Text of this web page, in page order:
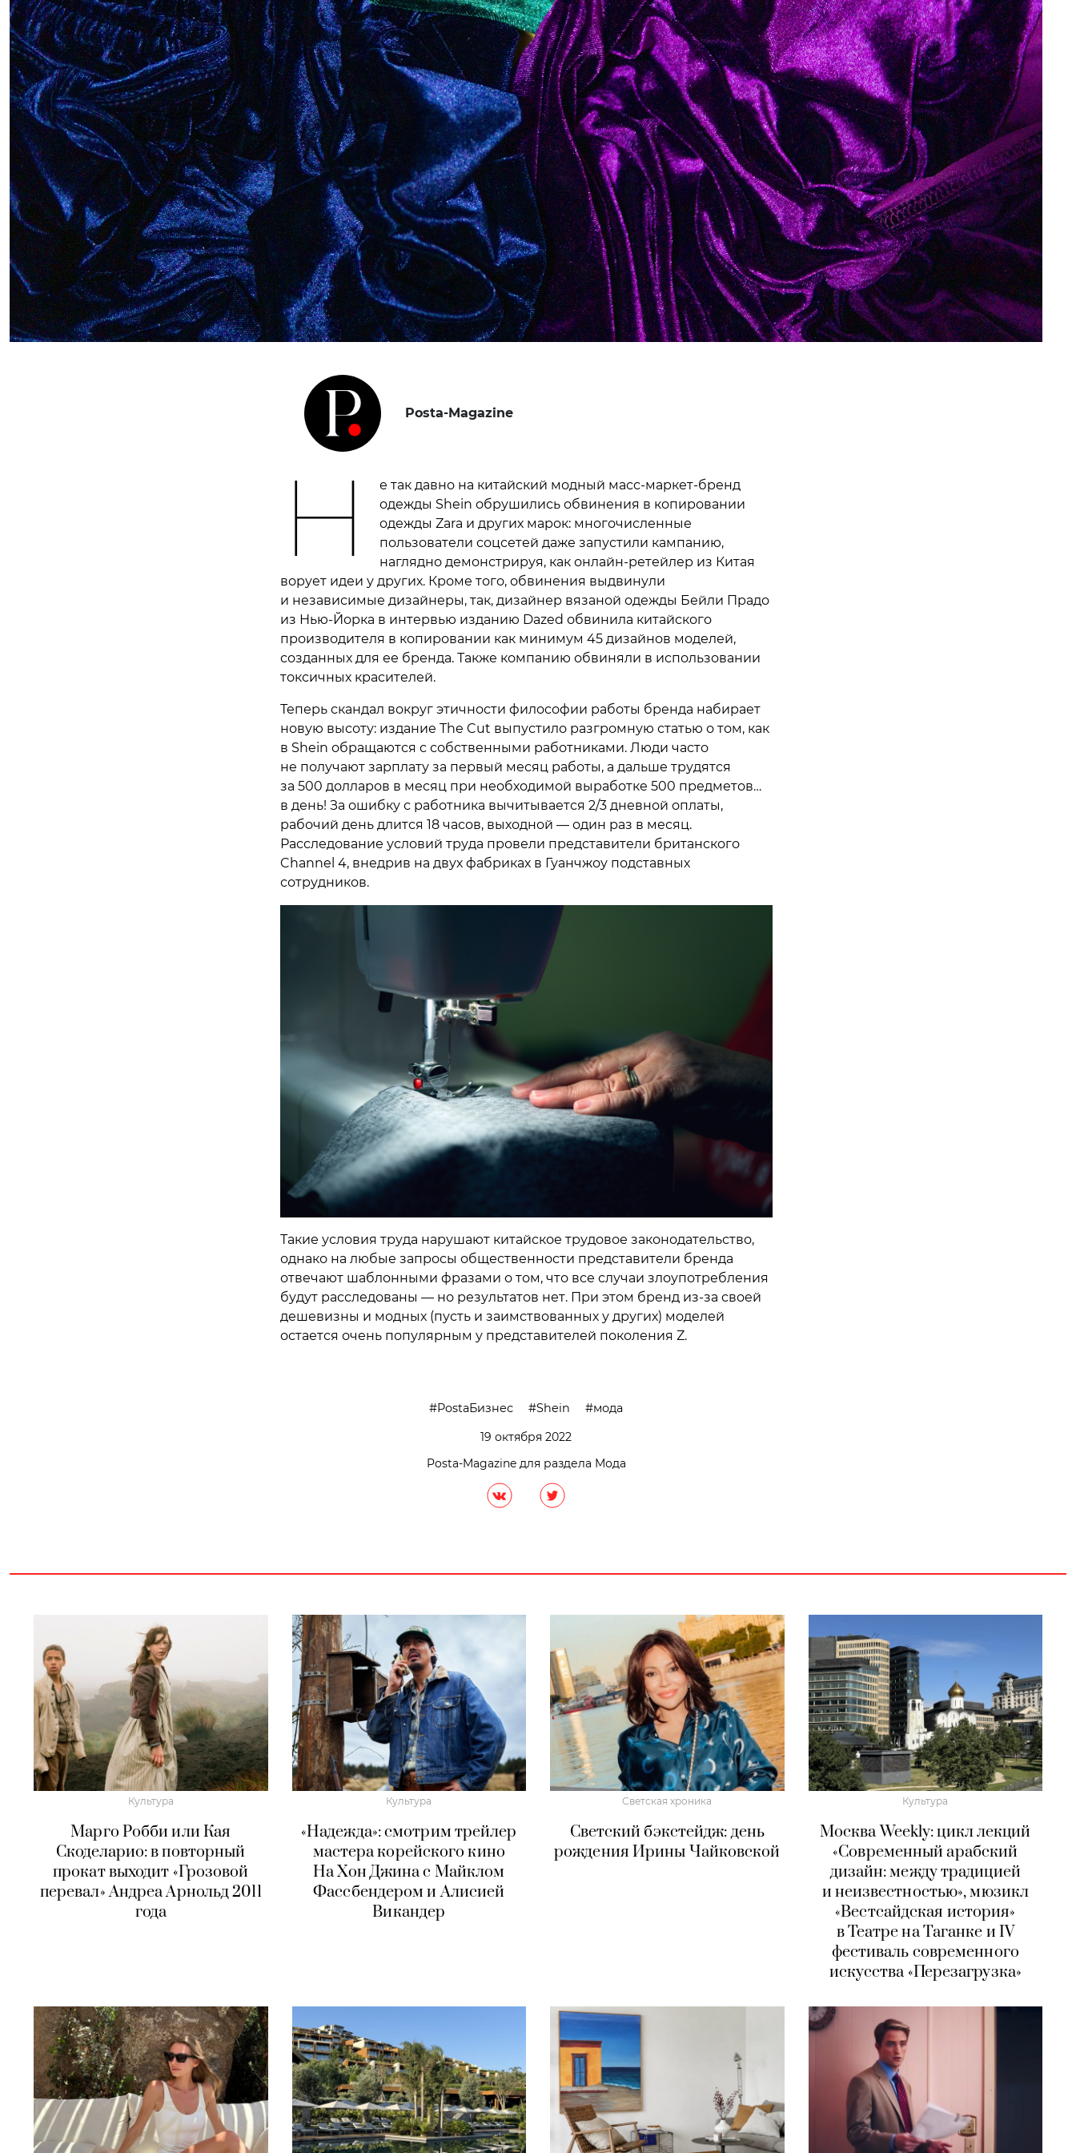
Posta-Magazine
Н
е так давно на китайский модный масс-маркет-бренд
одежды Shein обрушились обвинения в копировании
одежды Zara и других марок: многочисленные
пользователи соцсетей даже запустили кампанию,
наглядно демонстрируя, как онлайн-ретейлер из Китая
ворует идеи у других. Кроме того, обвинения выдвинули
и независимые дизайнеры, так, дизайнер вязаной одежды Бейли Прадо
из Нью-Йорка в интервью изданию Dazed обвинила китайского
производителя в копировании как минимум 45 дизайнов моделей,
созданных для ее бренда. Также компанию обвиняли в использовании
токсичных красителей.
Теперь скандал вокруг этичности философии работы бренда набирает
новую высоту: издание The Cut выпустило разгромную статью о том, как
в Shein обращаются с собственными работниками. Люди часто
не получают зарплату за первый месяц работы, а дальше трудятся
за 500 долларов в месяц при необходимой выработке 500 предметов…
в день! За ошибку с работника вычитывается 2/3 дневной оплаты,
рабочий день длится 18 часов, выходной — один раз в месяц.
Расследование условий труда провели представители британского
Channel 4, внедрив на двух фабриках в Гуанчжоу подставных
сотрудников.
Такие условия труда нарушают китайское трудовое законодательство,
однако на любые запросы общественности представители бренда
отвечают шаблонными фразами о том, что все случаи злоупотребления
будут расследованы — но результатов нет. При этом бренд из-за своей
дешевизны и модных (пусть и заимствованных у других) моделей
остается очень популярным у представителей поколения Z.
PostaБизнес Shein
мода
19 октября 2022
Posta-Magazine для раздела Мода
Культура
Марго Робби или Кая
Скоделарио: в повторный
прокат выходит «Грозовой
перевал» Андреа Арнольд 2011
года
Культура
«Надежда»: смотрим трейлер
мастера корейского кино
На Хон Джина с Майклом
Фассбендером и Алисией
Викандер
Светская хроника
Светский бэкстейдж: день
рождения Ирины Чайковской
Культура
Москва Weekly: цикл лекций
«Современный арабский
дизайн: между традицией
и неизвестностью», мюзикл
«Вестсайдская история»
в Театре на Таганке и IV
фестиваль современного
искусства «Перезагрузка»